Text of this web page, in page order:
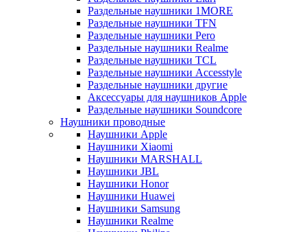
Раздельные наушники 1MORE
Раздельные наушники TFN
Раздельные наушники Pero
Раздельные наушники Realme
Раздельные наушники TCL
Раздельные наушники Accesstyle
Раздельные наушники другие
Аксессуары для наушников Apple
Раздельные наушники Soundcore
Наушники проводные
Наушники Apple
Наушники Xiaomi
Наушники MARSHALL
Наушники JBL
Наушники Honor
Наушники Huawei
Наушники Samsung
Наушники Realme